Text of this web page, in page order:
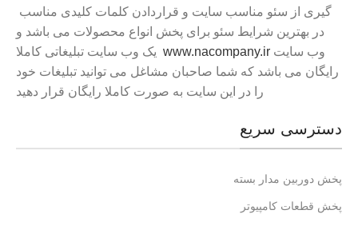
گیری از سئو مناسب سایت و قراردادن کلمات کلیدی مناسب
در بهترین شرایط سئو برای پخش انواع محصولات می باشد و
وب سایت www.nacompany.ir یک وب سایت تبلیغاتی کاملا
رایگان می باشد که شما صاحبان مشاغل می توانید تبلیغات خود
را در این سایت به صورت کاملا رایگان قرار دهید
دسترسی سریع
پخش دوربین مدار بسته
پخش قطعات کامپیوتر